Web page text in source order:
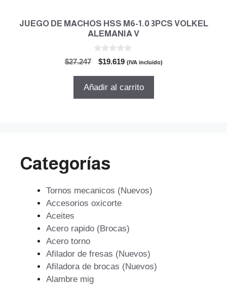
JUEGO DE MACHOS HSS M6-1.0 3PCS VOLKEL
ALEMANIA V
$27.247
El
original
$19.619El
actual
(IVA incluido)
Añadir al carrito
Categorías
Tornos mecanicos (Nuevos)
Accesorios oxicorte
Aceites
Acero rapido (Brocas)
Acero torno
Afilador de fresas (Nuevos)
Afiladora de brocas (Nuevos)
Alambre mig